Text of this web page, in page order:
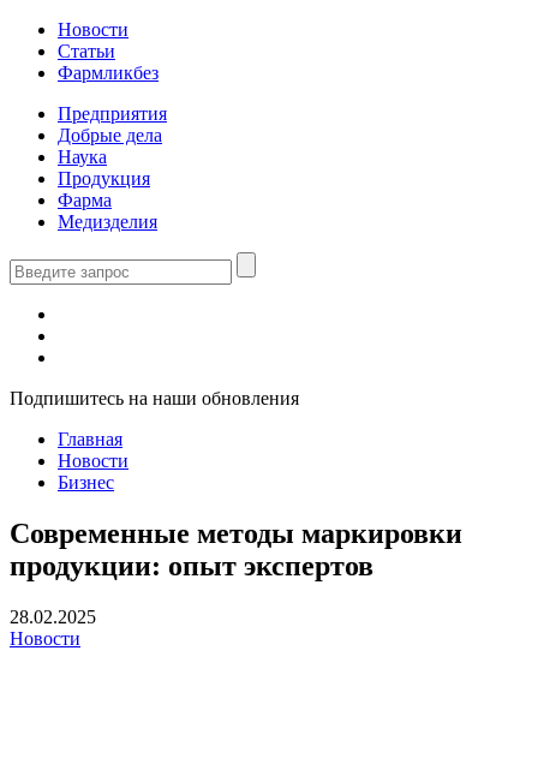
Новости
Статьи
Фармликбез
Предприятия
Добрые дела
Наука
Продукция
Фарма
Медизделия
Подпишитесь на наши обновления
Главная
Новости
Бизнес
Современные методы маркировки
продукции: опыт экспертов
28.02.2025
Новости